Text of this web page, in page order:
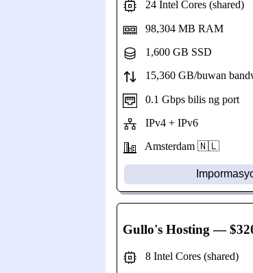
24 Intel Cores (shared)
98,304 MB RAM
1,600 GB SSD
15,360 GB/buwan
0.1 Gbps bilis ng port
IPv4 + IPv6
Amsterdam 🇳🇱
Gullo's Hosting —
8 Intel Cores (shared)